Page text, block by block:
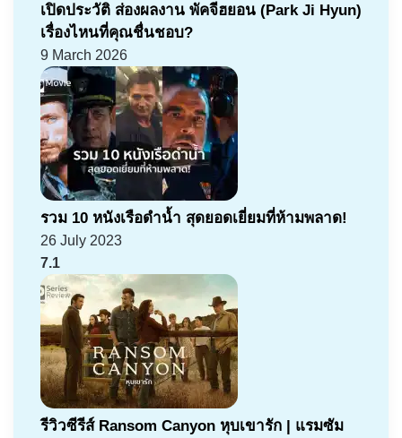
เปิดประวัติ ส่องผลงาน พัคจีฮยอน (Park Ji Hyun)
เรื่องไหนที่คุณชื่นชอบ?
9 March 2026
รวม 10 หนังเรือดำน้ำ สุดยอดเยี่ยมที่ห้ามพลาด!
26 July 2023
7.1
รีวิวซีรีส์ Ransom Canyon หุบเขารัก | แรมซัม